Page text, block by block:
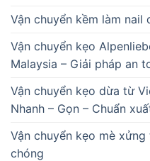
Vận chuyển kềm làm nail
Vận chuyển kẹo
Malaysia – Giải pháp an
Vận chuyển kẹo dừa từ
Nhanh – Gọn – Chuẩn
Vận chuyển kẹo mè
chóng